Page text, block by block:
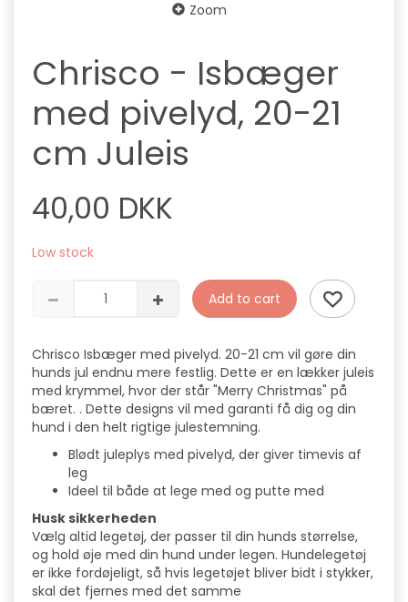
Zoom
Chrisco - Isbæger
med pivelyd, 20-21
cm Juleis
40,00 DKK
Low stock
Add to cart
Chrisco Isbæger med pivelyd. 20-21 cm vil gøre din
hunds jul endnu mere festlig. Dette er en lækker juleis
med krymmel, hvor der står "Merry Christmas" på
bæret. . Dette designs vil med garanti få dig og din
hund i den helt rigtige julestemning.
Blødt juleplys med pivelyd, der giver timevis af
leg
Ideel til både at lege med og putte med
Husk sikkerheden
Vælg altid legetøj, der passer til din hunds størrelse,
og hold øje med din hund under legen. Hundelegetøj
er ikke fordøjeligt, så hvis legetøjet bliver bidt i stykker,
skal det fjernes med det samme